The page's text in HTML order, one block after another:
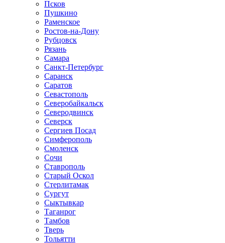
Псков
Пушкино
Раменское
Ростов-на-Дону
Рубцовск
Рязань
Самара
Санкт-Петербург
Саранск
Саратов
Севастополь
Северобайкальск
Северодвинск
Северск
Сергиев Посад
Симферополь
Смоленск
Сочи
Ставрополь
Старый Оскол
Стерлитамак
Сургут
Сыктывкар
Таганрог
Тамбов
Тверь
Тольятти